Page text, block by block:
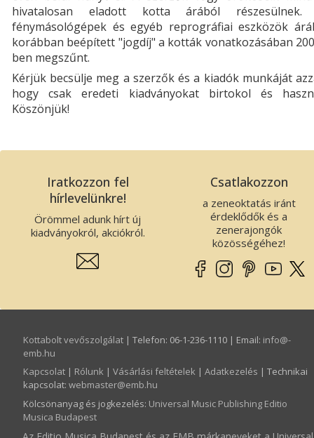
hivatalosan eladott kotta árából részesülnek.
fénymásológépek és egyéb reprográfiai eszközök
korábban beépített "jogdíj" a kották vonatkozásában
ben megszűnt.
Kérjük becsülje meg a szerzők és a kiadók munkáját
hogy csak eredeti kiadványokat birtokol és
Köszönjük!
Iratkozzon fel
hírlevelünkre!
Örömmel adunk hírt új
kiadványokról, akciókról.
Csatlakozzon
a zeneoktatás iránt
érdeklődők és a
zenerajongók
közösségéhez!
Kottabolt vevőszolgálat | Telefon: 06-1-236-1110 | Email: info­@­
emb.hu
Kapcsolat | Rólunk | Vásárlási feltételek | Adatkezelés | Technikai
kapcsolat: webmaster­@­emb.hu
Kölcsönanyag és jogkezelés: Universal Music Publishing Editio
Musica Budapest